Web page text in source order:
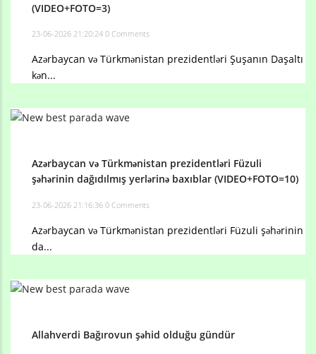
(VIDEO+FOTO=3)
23-06-2026 21:20:24 0 Comments
Azərbaycan və Türkmənistan prezidentləri Şuşanın Daşaltı
kən...
Azərbaycan və Türkmənistan prezidentləri Füzuli
şəhərinin dağıdılmış yerlərinə baxıblar (VIDEO+FOTO=10)
23-06-2026 21:16:36 0 Comments
Azərbaycan və Türkmənistan prezidentləri Füzuli şəhərinin
da...
Allahverdi Bağırovun şəhid olduğu gündür